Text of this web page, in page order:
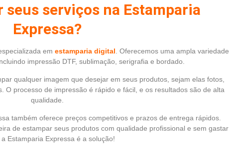
serviços na Estamparia
Expressa?
em estamparia digital . Oferecemos uma ampla variedade
impressão DTF, sublimação, serigrafia e bordado.
qualquer imagem que desejar em seus produtos, sejam elas fotos,
O processo de impressão é rápido e fácil, e os resultados são de alta
qualidade.
também oferece preços competitivos e prazos de entrega rápidos.
de estampar seus produtos com qualidade profissional e sem gastar
a Estamparia Expressa é a solução!